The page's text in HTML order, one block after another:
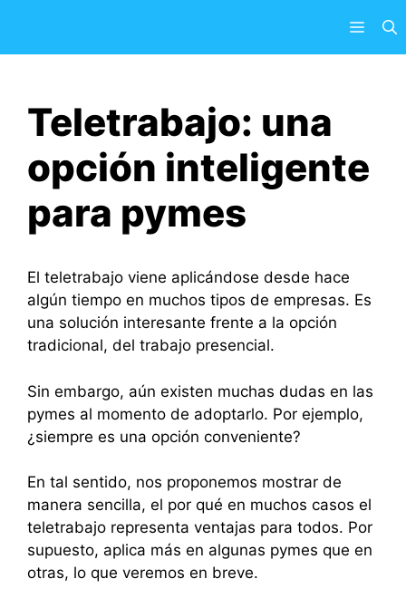
contenido
Menú
Teletrabajo: una
opción inteligente
para pymes
El teletrabajo viene aplicándose desde hace
algún tiempo en muchos tipos de empresas. Es
una solución interesante frente a la opción
tradicional, del trabajo presencial.
Sin embargo, aún existen muchas dudas en las
pymes al momento de adoptarlo. Por ejemplo,
¿siempre es una opción conveniente?
En tal sentido, nos proponemos mostrar de
manera sencilla, el por qué en muchos casos el
teletrabajo representa ventajas para todos. Por
supuesto, aplica más en algunas pymes que en
otras, lo que veremos en breve.